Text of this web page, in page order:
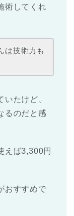
術してくれ
は技術力も
たけど、
るのだと感
えば3,300円
おすすめで